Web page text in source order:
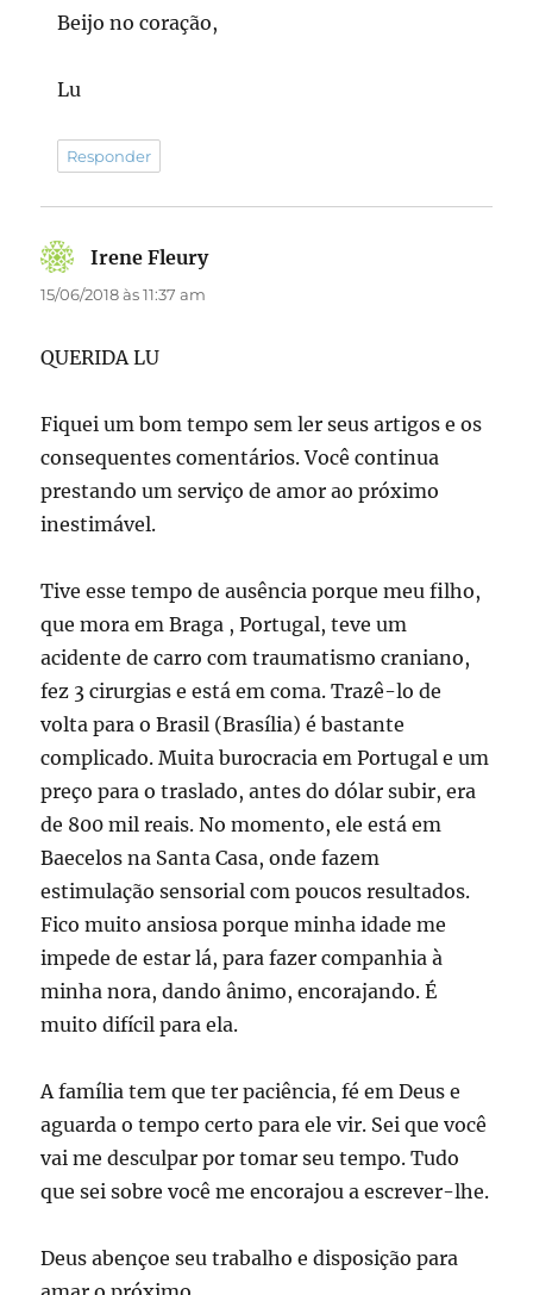
Beijo no coração,
Lu
Responder
Irene Fleurydisse:
15/06/2018 às 11:37 am
QUERIDA LU
Fiquei um bom tempo sem ler seus artigos e os
consequentes comentários. Você continua
prestando um serviço de amor ao próximo
inestimável.
Tive esse tempo de ausência porque meu filho,
que mora em Braga , Portugal, teve um
acidente de carro com traumatismo craniano,
fez 3 cirurgias e está em coma. Trazê-lo de
volta para o Brasil (Brasília) é bastante
complicado. Muita burocracia em Portugal e um
preço para o traslado, antes do dólar subir, era
de 800 mil reais. No momento, ele está em
Baecelos na Santa Casa, onde fazem
estimulação sensorial com poucos resultados.
Fico muito ansiosa porque minha idade me
impede de estar lá, para fazer companhia à
minha nora, dando ânimo, encorajando. É
muito difícil para ela.
A família tem que ter paciência, fé em Deus e
aguarda o tempo certo para ele vir. Sei que você
vai me desculpar por tomar seu tempo. Tudo
que sei sobre você me encorajou a escrever-lhe.
Deus abençoe seu trabalho e disposição para